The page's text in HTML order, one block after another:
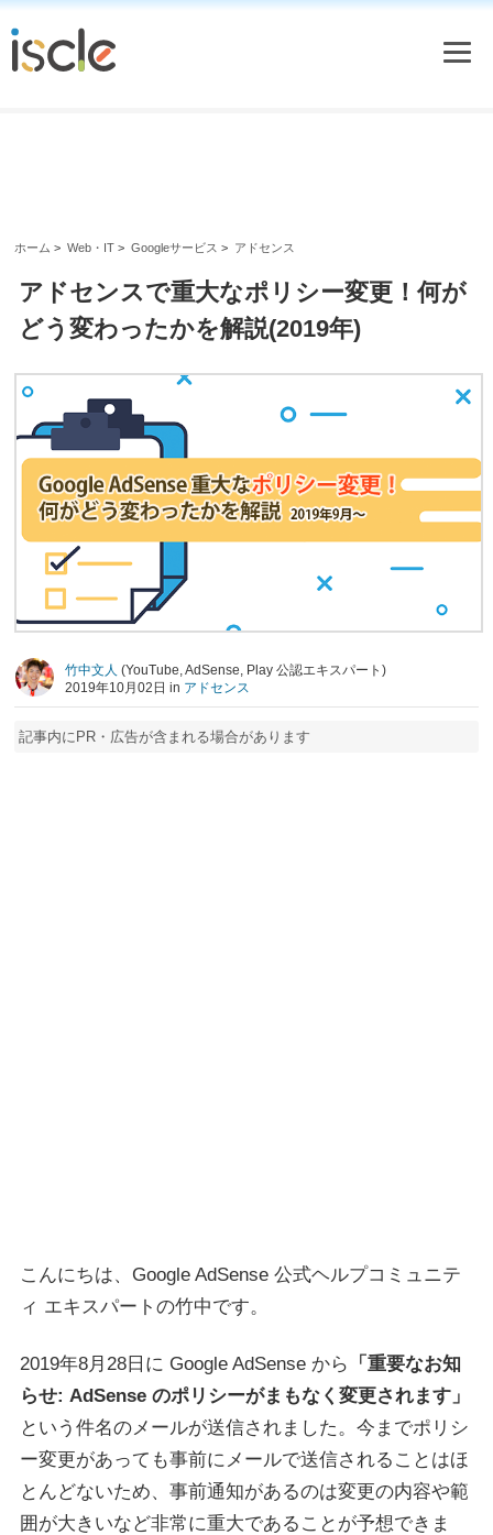
ホーム > Web・IT > Googleサービス > アドセンス
アドセンスで重大なポリシー変更！何が
どう変わったかを解説(2019年)
竹中文人 (YouTube, AdSense, Play 公認エキスパート)
2019年10月02日 in アドセンス
記事内にPR・広告が含まれる場合があります
こんにちは、Google AdSense 公式ヘルプコミュニテ
ィ エキスパートの竹中です。
2019年8月28日に Google AdSense から
「重要なお知
らせ: AdSense のポリシーがまもなく変更されます」
という件名のメールが送信されました。今までポリシ
ー変更があっても事前にメールで送信されることはほ
とんどないため、事前通知があるのは変更の内容や範
囲が大きいなど非常に重大であることが予想できま